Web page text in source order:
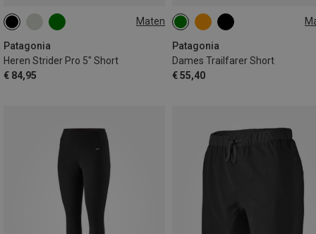
Maten
Patagonia
Heren Strider Pro 5" Short
€ 84,95
S M L
Patagonia
Dames Trailfarer Short
€ 55,40
XS S L